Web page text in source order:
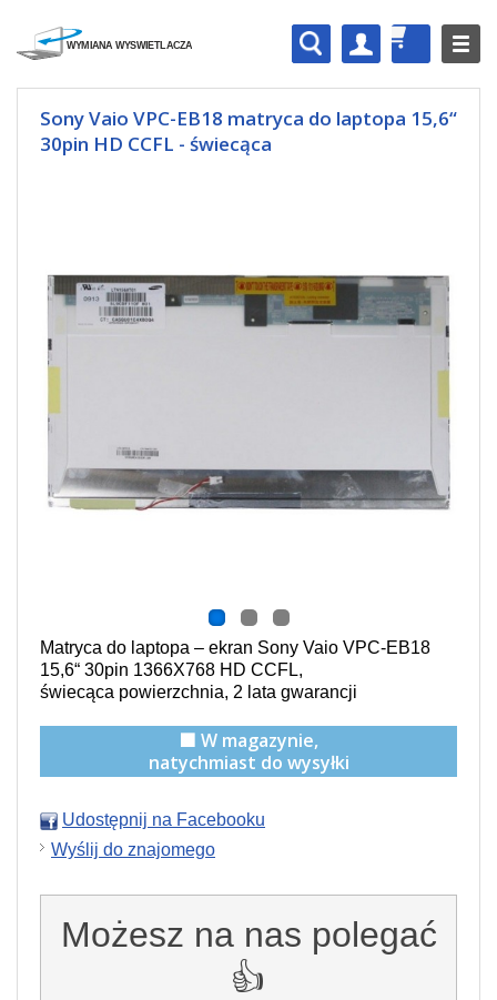
Sony Vaio VPC-EB18 matryca do laptopa 15,6“
30pin HD CCFL - świecąca
Matryca do laptopa – ekran Sony Vaio VPC-EB18
15,6“ 30pin 1366X768 HD CCFL,
świecąca powierzchnia, 2 lata gwarancji
🟩 W magazynie,
natychmiast do wysyłki
Udostępnij na Facebooku
Wyślij do znajomego
Możesz na nas polegać
👍